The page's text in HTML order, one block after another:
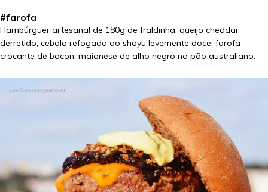
#farofa
Hambúrguer artesanal de 180g de fraldinha, queijo cheddar
derretido, cebola refogada ao shoyu levemente doce, farofa
crocante de bacon, maionese de alho negro no pão australiano.